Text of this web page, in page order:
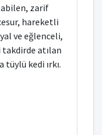
zarif
hareketli
ve eğlenceli,
atılan
kedi ırkı.